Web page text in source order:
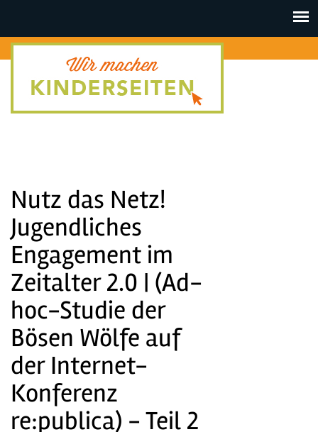
Toggle
Nutz das Netz!
Jugendliches
Engagement im
Zeitalter 2.0 | (Ad-
hoc-Studie der
Bösen Wölfe auf
der Internet-
Konferenz
re:publica) - Teil 2